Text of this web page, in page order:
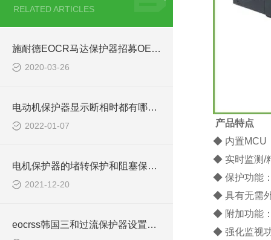
RELATED ARTICLES
施耐德EOCR马达保护器招募OEM和项目代理合作伙伴
2020-03-26
电动机保护器显示断相时都有哪些原因EOCRI3M420
2022-01-07
电机保护器的堵转保护和阻塞保护有什么区别EOCRSE2
2021-12-20
eocrss韩国三和过流保护器设置EOCR-SS
产品特点
◆ 内置MCU
◆ 实时监测/
◆ 保护功能
◆ 具有无需
◆ 附加功能
◆ 强化监视